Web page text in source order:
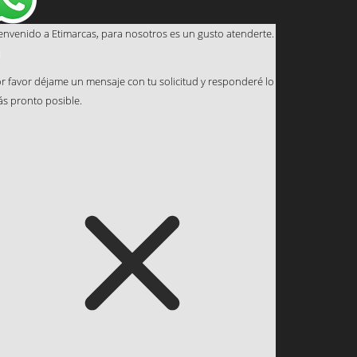
a Etimarcas, para nosotros es un gusto atenderte.
favor déjame un mensaje con tu solicitud y responderé lo
pronto posible.